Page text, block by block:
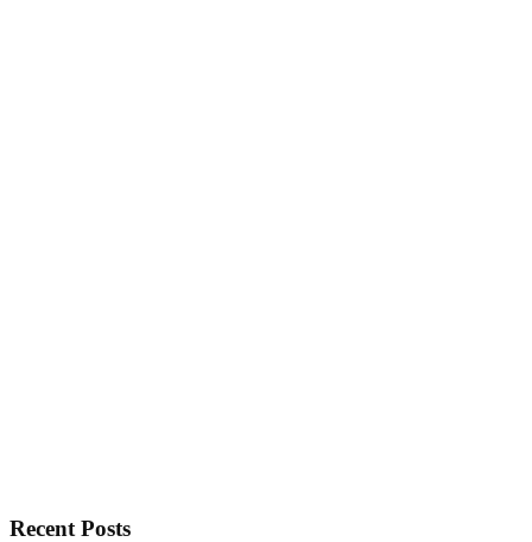
Recent Posts